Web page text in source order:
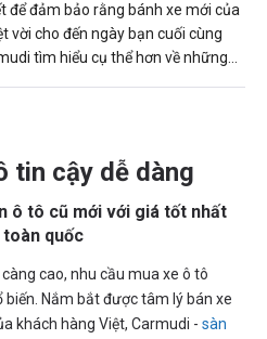
để đảm bảo rằng bánh xe mới của
vời cho đến ngày bạn cuối cùng
tìm hiểu cụ thể hơn về những
tin cậy dễ dàng
ô tô cũ mới với giá tốt nhất
quốc
cao, nhu cầu mua xe ô tô
Nắm bắt được tâm lý bán xe
khách hàng Việt, Carmudi - sàn